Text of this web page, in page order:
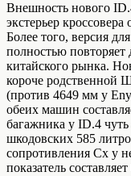
Внешность нового
экстерьер
Более того, версия
полностью
китайского рынка.
короче родственной
(против 4649 мм у
обеих машин
багажника у ID.4
шкодовских 585
сопротивления Cx у
показатель